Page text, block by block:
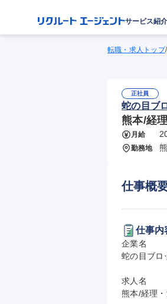
サービス紹介
転職・求人トップ/
正社員
蛇の目ブ
熊本/経
月給
勤務地
仕事概
仕事内
企業名
蛇の目ブロ
求人名
熊本/経理